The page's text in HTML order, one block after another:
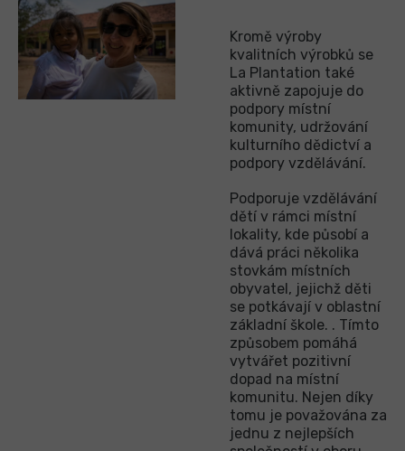
Kromě výroby
kvalitních výrobků se
La Plantation také
aktivně zapojuje do
podpory místní
komunity, udržování
kulturního dědictví a
podpory vzdělávání.
Podporuje vzdělávání
dětí v rámci místní
lokality, kde působí a
dává práci několika
stovkám místních
obyvatel, jejichž děti
se potkávají v oblastní
základní škole. . Tímto
způsobem pomáhá
vytvářet pozitivní
dopad na místní
komunitu. Nejen díky
tomu je považována za
jednu z nejlepších